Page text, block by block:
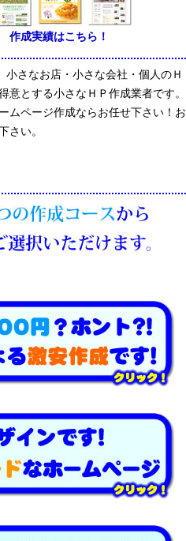
作成実績はこちら！
小さなお店・小さな会社・個人のＨ
意とする小さなＨＰ作成業者です。
ムページ作成ならお任せ下さい！お
さい。